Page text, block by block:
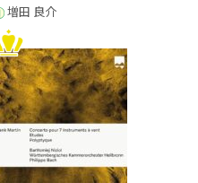
増田 良介